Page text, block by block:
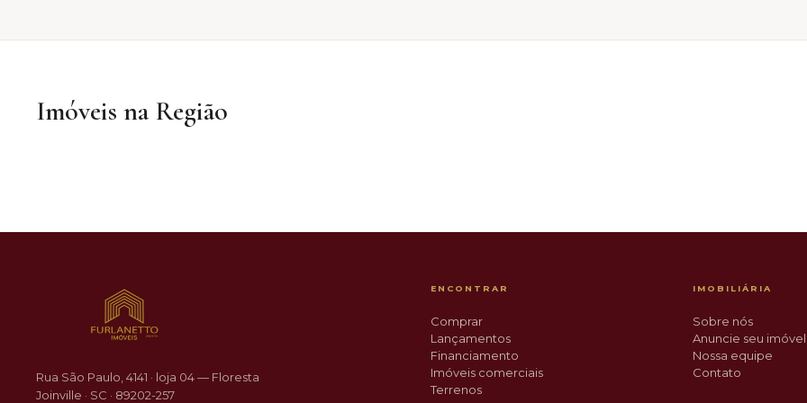
Imóveis na Região
Rua São Paulo, 4141 · loja 04 — Floresta
Joinville · SC · 89202-257
ENCONTRAR
Comprar
Lançamentos
Financiamento
Imóveis comerciais
Terrenos
IMOBILIÁRIA
Sobre nós
Anuncie seu imóvel
Nossa equipe
Contato